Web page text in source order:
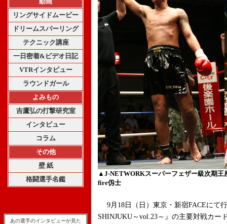
リングサイドムービー
ドリームスパーリング
テクニック講座
一日密着&ビデオ日記
VTRインタビュー
ラウンドガール
よみもの
吉鷹弘の打撃研究室
インタビュー
コラム
その他
壁 紙
格闘選手名鑑
あの選手のインタビューが見た
▲J-NETWORKスーパーフェザー級次期王
fire仭士
9月18日（日）東京・新宿FACEにて
SHINJUKU～vol.23～』の主要対戦カー